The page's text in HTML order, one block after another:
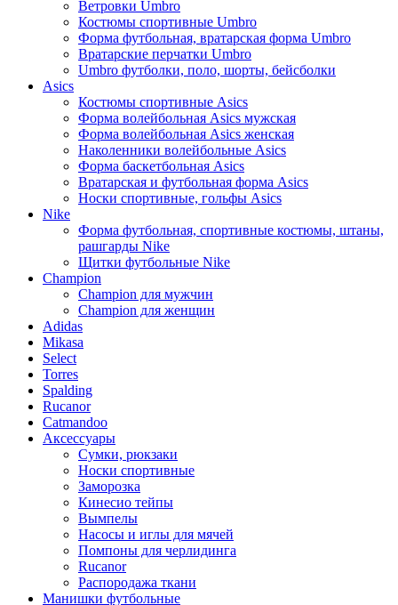
Ветровки Umbro
Костюмы спортивные Umbro
Форма футбольная, вратарская форма Umbro
Вратарские перчатки Umbro
Umbro футболки, поло, шорты, бейсболки
Asics
Костюмы спортивные Asics
Форма волейбольная Asics мужская
Форма волейбольная Asics женская
Наколенники волейбольные Asics
Форма баскетбольная Asics
Вратарская и футбольная форма Asics
Носки спортивные, гольфы Asics
Nike
Форма футбольная, спортивные костюмы, штаны,
рашгарды Nike
Щитки футбольные Nike
Champion
Champion для мужчин
Champion для женщин
Adidas
Mikasa
Select
Torres
Spalding
Rucanor
Catmandoo
Аксессуары
Сумки, рюкзаки
Носки спортивные
Заморозка
Кинесио тейпы
Вымпелы
Насосы и иглы для мячей
Помпоны для черлидинга
Rucanor
Распородажа ткани
Манишки футбольные